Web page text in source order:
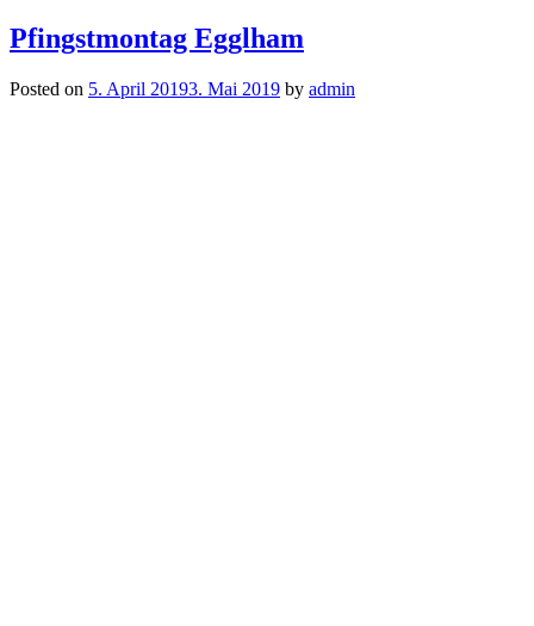
Pfingstmontag Egglham
Posted on 5. April 20193. Mai 2019 by admin